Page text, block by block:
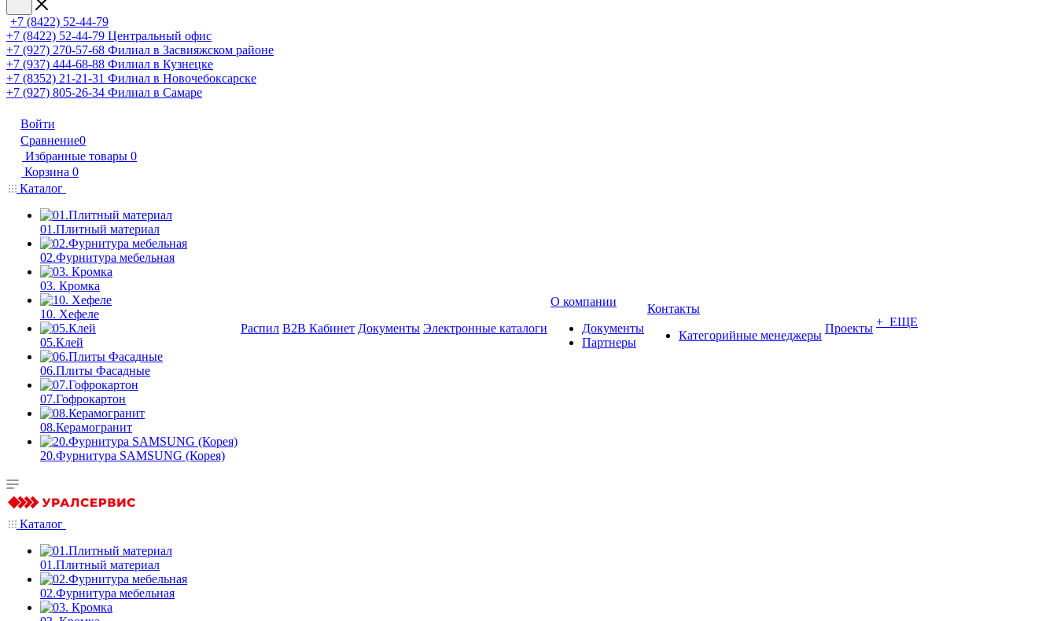
+7 (8422) 52-44-79
+7 (8422) 52-44-79 Центральный офис
+7 (927) 270-57-68 Филиал в Засвияжском районе
+7 (937) 444-68-88 Филиал в Кузнецке
+7 (8352) 21-21-31 Филиал в Новочебоксарске
+7 (927) 805-26-34 Филиал в Самаре
Войти
Сравнение0
Избранные товары 0
Корзина 0
Каталог
01.Плитный материал
02.Фурнитура мебельная
03. Кромка
10. Хефеле
05.Клей
06.Плиты Фасадные
07.Гофрокартон
08.Керамогранит
20.Фурнитура SAMSUNG (Корея)
Распил B2B Кабинет Документы Электронные каталоги
О компании
Документы
Партнеры
Контакты
Категорийные менеджеры
Проекты + ЕЩЕ
Каталог
01.Плитный материал
02.Фурнитура мебельная